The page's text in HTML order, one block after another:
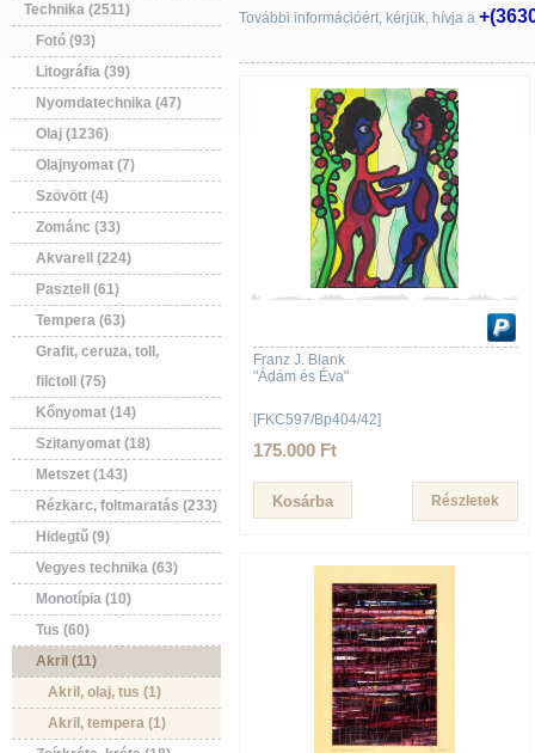
Technika (2511)
Fotó (93)
Litográfia (39)
Nyomdatechnika (47)
Olaj (1236)
Olajnyomat (7)
Szövött (4)
Zománc (33)
Akvarell (224)
Pasztell (61)
Tempera (63)
Grafit, ceruza, toll,
filctoll (75)
Kőnyomat (14)
Szitanyomat (18)
Metszet (143)
Rézkarc, foltmaratás (233)
Hidegtű (9)
Vegyes technika (63)
Monotípia (10)
Tus (60)
Akril (11)
Akril, olaj, tus (1)
Akril, tempera (1)
További információért, kérjük, hívja a
Franz J. Blank
"Ádám és Éva"
[FKC597/Bp404/42]
175.000 Ft
Részletek